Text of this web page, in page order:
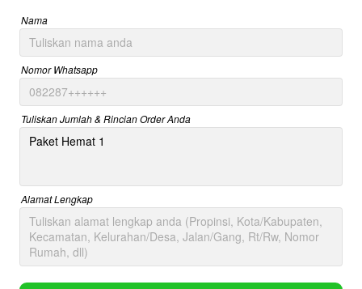
Nama
Nomor Whatsapp
Tuliskan Jumlah & Rincian Order Anda
Alamat Lengkap